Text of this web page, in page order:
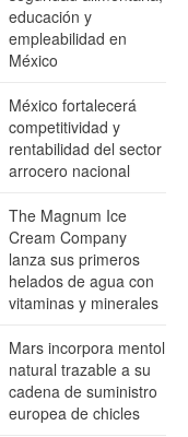
educación y
empleabilidad en
México
México fortalecerá
competitividad y
rentabilidad del sector
arrocero nacional
The Magnum Ice
Cream Company
lanza sus primeros
helados de agua con
vitaminas y minerales
Mars incorpora mentol
natural trazable a su
cadena de suministro
europea de chicles